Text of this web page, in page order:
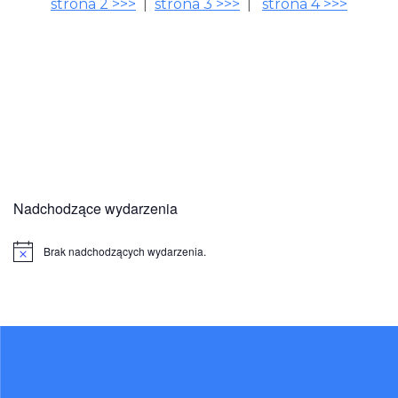
strona 2 >>> strona 3 >>> strona 4 >>>
Nadchodzące wydarzenia
Powiadomienie
Brak nadchodzących wydarzenia.